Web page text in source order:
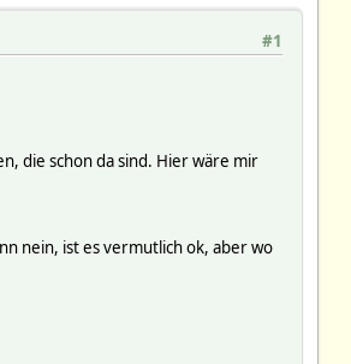
#1
die schon da sind. Hier wäre mir
nein, ist es vermutlich ok, aber wo